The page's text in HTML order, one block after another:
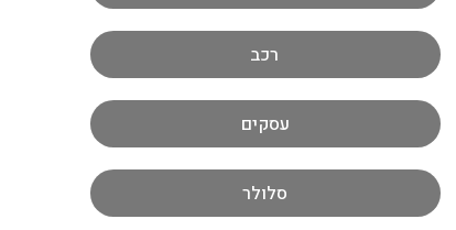
רכב
עסקים
סלולר